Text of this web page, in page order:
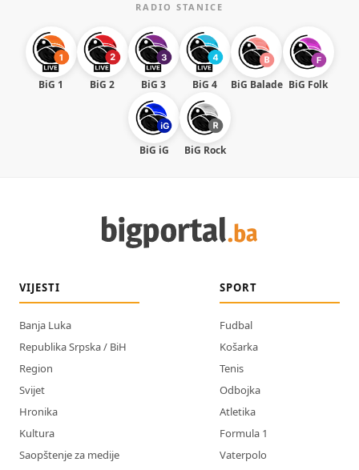
RADIO STANICE
BiG 1 BiG 2 BiG 3 BiG 4 BiG Balade BiG Folk
BiG iG BiG Rock
VIJESTI
Banja Luka
Republika Srpska / BiH
Region
Svijet
Hronika
Kultura
Saopštenje za medije
SPORT
Fudbal
Košarka
Tenis
Odbojka
Atletika
Formula 1
Vaterpolo